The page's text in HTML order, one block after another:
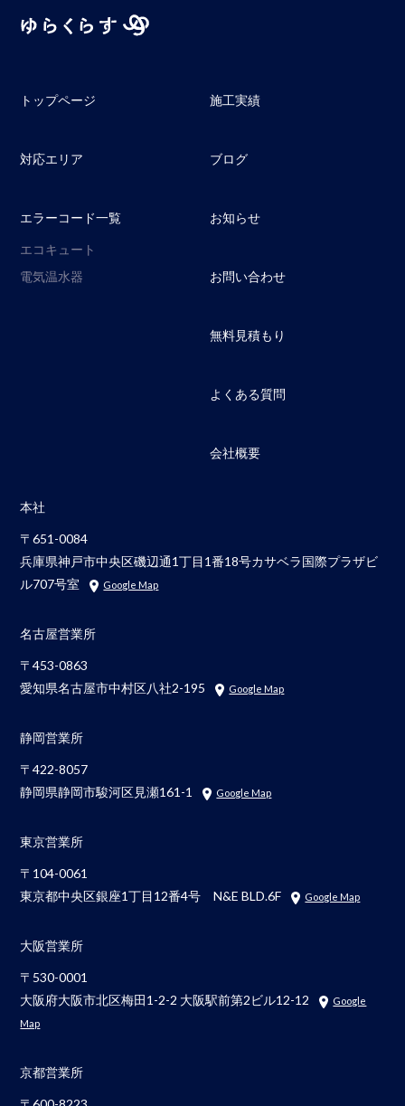
トップページ
対応エリア
エラーコード一覧
エコキュート
電気温水器
施工実績
ブログ
お知らせ
お問い合わせ
無料見積もり
よくある質問
会社概要
本社
〒651-0084
兵庫県神戸市中央区磯辺通1丁目1番18号カサベラ国際プラザビ
ル707号室
Google Map
名古屋営業所
〒453-0863
愛知県名古屋市中村区八社2-195
Google Map
静岡営業所
〒422-8057
静岡県静岡市駿河区見瀬161-1
Google Map
東京営業所
〒104-0061
東京都中央区銀座1丁目12番4号 N&E BLD.6F
Google Map
大阪営業所
〒530-0001
大阪府大阪市北区梅田1-2-2 大阪駅前第2ビル12-12
Google
Map
京都営業所